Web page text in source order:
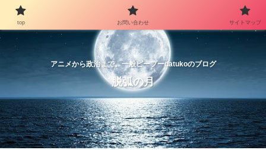
アニメから政治まで。一般ピープーdatukoのブログ
脱弧の月
top お問い合わせ サイトマップ